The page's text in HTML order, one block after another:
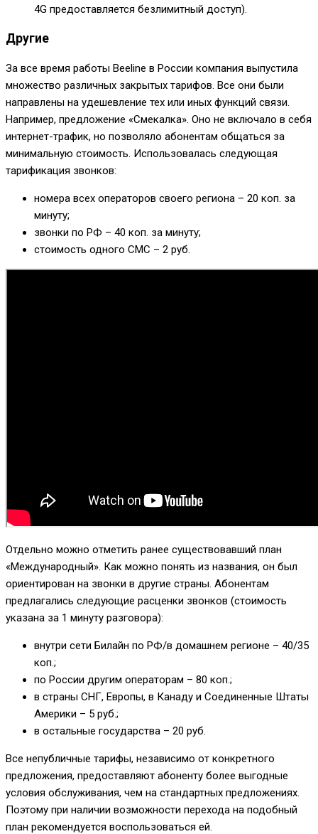
4G предоставляется безлимитный доступ).
Другие
За все время работы Beeline в России компания выпустила
множество различных закрытых тарифов. Все они были
направлены на удешевление тех или иных функций связи.
Например, предложение «Смекалка». Оно не включало в себя
интернет-трафик, но позволяло абонентам общаться за
минимальную стоимость. Использовалась следующая
тарификация звонков:
номера всех операторов своего региона – 20 коп. за
минуту;
звонки по РФ – 40 коп. за минуту;
стоимость одного СМС – 2 руб.
Отдельно можно отметить ранее существовавший план
«Международный». Как можно понять из названия, он был
ориентирован на звонки в другие страны. Абонентам
предлагались следующие расценки звонков (стоимость
указана за 1 минуту разговора):
внутри сети Билайн по РФ/в домашнем регионе – 40/35
коп.;
по России другим операторам – 80 коп.;
в страны СНГ, Европы, в Канаду и Соединенные Штаты
Америки – 5 руб.;
в остальные государства – 20 руб.
Все непубличные тарифы, независимо от конкретного
предложения, предоставляют абоненту более выгодные
условия обслуживания, чем на стандартных предложениях.
Поэтому при наличии возможности перехода на подобный
план рекомендуется воспользоваться ей.